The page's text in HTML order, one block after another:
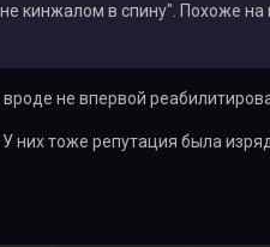
кинжалом в спину". Похоже
вроде не впервой
них тоже репутация была